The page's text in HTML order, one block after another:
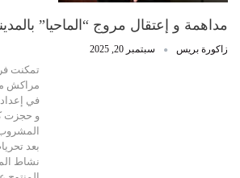
مداهمة و إعتقال مروج “الماحيا”
زاكورة بريس سبتمبر 20, 2025
تمكنت
مراكش
في إعداد
بعد
نشاط